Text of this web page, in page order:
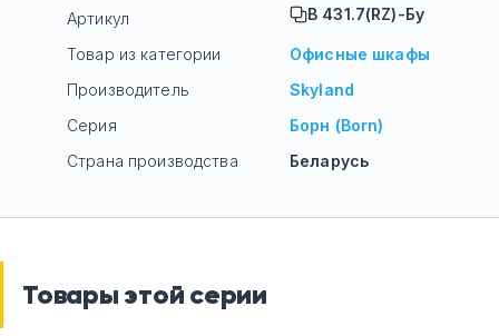
Артикул B 431.7(RZ)-Бу
Товар из категории
Офисные шкафы
Производитель
Skyland
Серия
Борн (Born)
Страна производства
Беларусь
Товары этой серии